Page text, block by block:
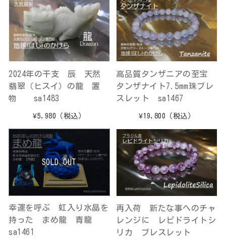
2024年の干支 辰 天然
翡翠（ヒスイ）の龍 置
物 sa1483
¥5,980 （税込）
高品質タンザニアの至宝
タンザナイト7.5mm珠ブレ
スレット sa1467
¥19,800 （税込）
SOLD OUT
幸運を呼ぶ 虹入り水晶を
持った まめ龍 青龍
sa1461
再入荷 新たな事へのチャ
レンジに レピドライトシ
リカ ブレスレット